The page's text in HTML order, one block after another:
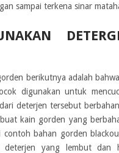
sampai terkena sinar
berikutnya adalah
digunakan untuk
deterjen tersebut
kain gorden yang
contoh bahan gorden
deterjen yang lembut dan